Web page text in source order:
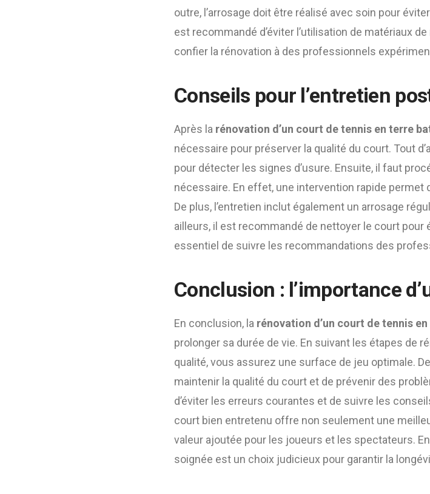
outre, l’arrosage doit être réalisé avec soin pour
est recommandé d’éviter l’utilisation de matériaux
confier la rénovation à des professionnels
Conseils pour l’entretien
Après la rénovation d’un court de tennis en terre
nécessaire pour préserver la qualité du court. Tout
pour détecter les signes d’usure. Ensuite, il faut
nécessaire. En effet, une intervention rapide
De plus, l’entretien inclut également un arrosage
ailleurs, il est recommandé de nettoyer le court pour
essentiel de suivre les recommandations des
Conclusion : l’importance
En conclusion, la rénovation d’un court de tennis
prolonger sa durée de vie. En suivant les étapes de
qualité, vous assurez une surface de jeu optimale.
maintenir la qualité du court et de prévenir des
d’éviter les erreurs courantes et de suivre les
court bien entretenu offre non seulement une
valeur ajoutée pour les joueurs et les spectateurs.
soignée est un choix judicieux pour garantir la